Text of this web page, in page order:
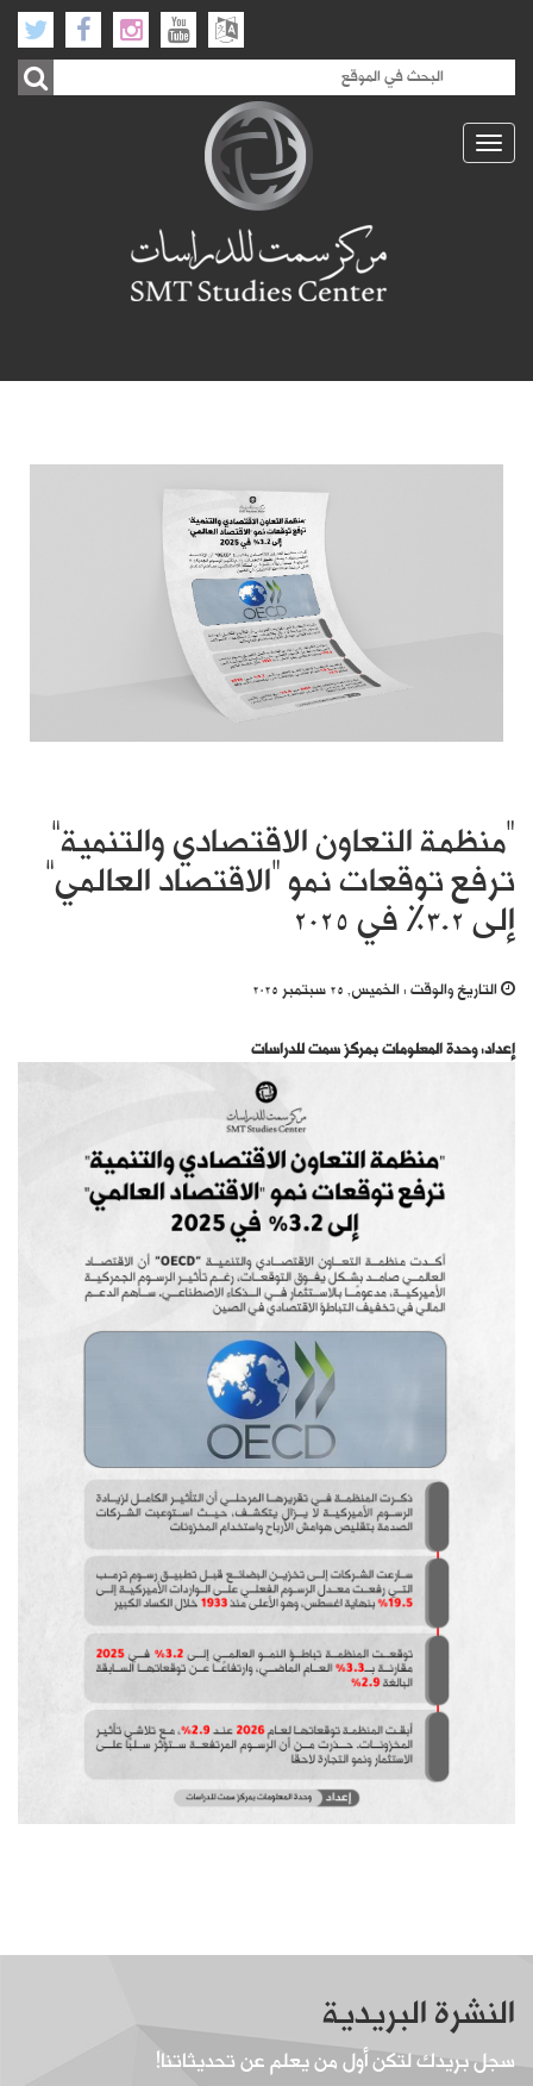
Toggle
navigation
“منظمة التعاون الاقتصادي والتنمية”
ترفع توقعات نمو “الاقتصاد العالمي”
إلى 3.2% في 2025
التاريخ والوقت :الخميس, 25 سبتمبر 2025
إعداد: وحدة المعلومات بمركز سمت للدراسات
النشرة البريدية
سجل بريدك لتكن أول من يعلم عن تحديثاتنا!